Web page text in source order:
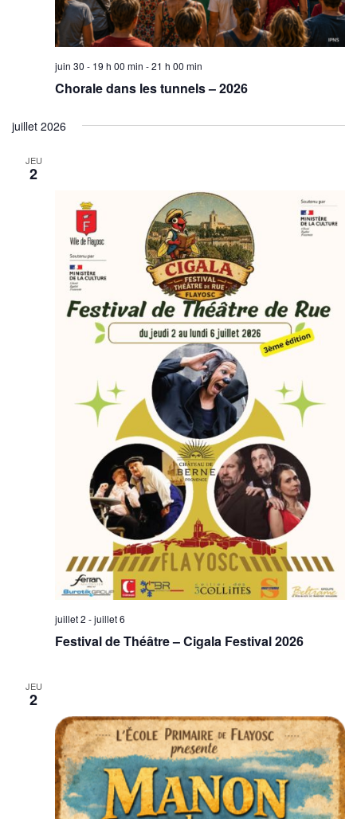
juin 30 - 19 h 00 min -21 h 00 min
Chorale dans les tunnels – 2026
juillet 2026
JEU
2
juillet 2 -juillet 6
Festival de Théâtre – Cigala Festival 2026
JEU
2